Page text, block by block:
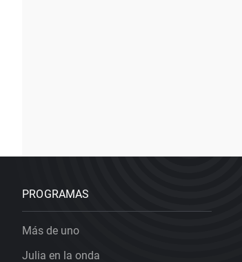
PROGRAMAS
Más de uno
Julia en la onda